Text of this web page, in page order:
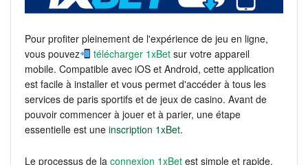
Pour profiter pleinement de l'expérience de jeu en ligne,
vous pouvez
télécharger 1xBet sur votre appareil
mobile. Compatible avec iOS et Android, cette application
est facile à installer et vous permet d'accéder à tous les
services de paris sportifs et de jeux de casino. Avant de
pouvoir commencer à jouer et à parier, une étape
essentielle est une inscription 1xBet.
Le processus de la connexion 1xBet est simple et rapide,